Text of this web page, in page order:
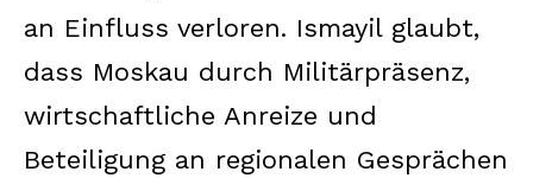
an Einfluss verloren. Ismayil glaubt,
dass Moskau durch Militärpräsenz,
wirtschaftliche Anreize und
Beteiligung an regionalen Gesprächen